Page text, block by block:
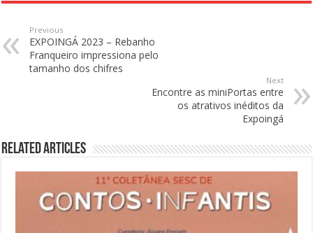
Previous
EXPOINGÁ 2023 – Rebanho
Franqueiro impressiona pelo
tamanho dos chifres
Next
Encontre as miniPortas entre
os atrativos inéditos da
Expoingá
Related Articles